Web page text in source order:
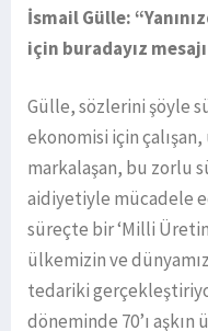
İsmail Gülle:
için buradayız
Gülle, sözlerini şöyle
ekonomisi için
markalaşan, bu zorlu
aidiyetiyle mücadele
süreçte bir ‘Milli
ülkemizin ve
tedariki
döneminde 70’ı